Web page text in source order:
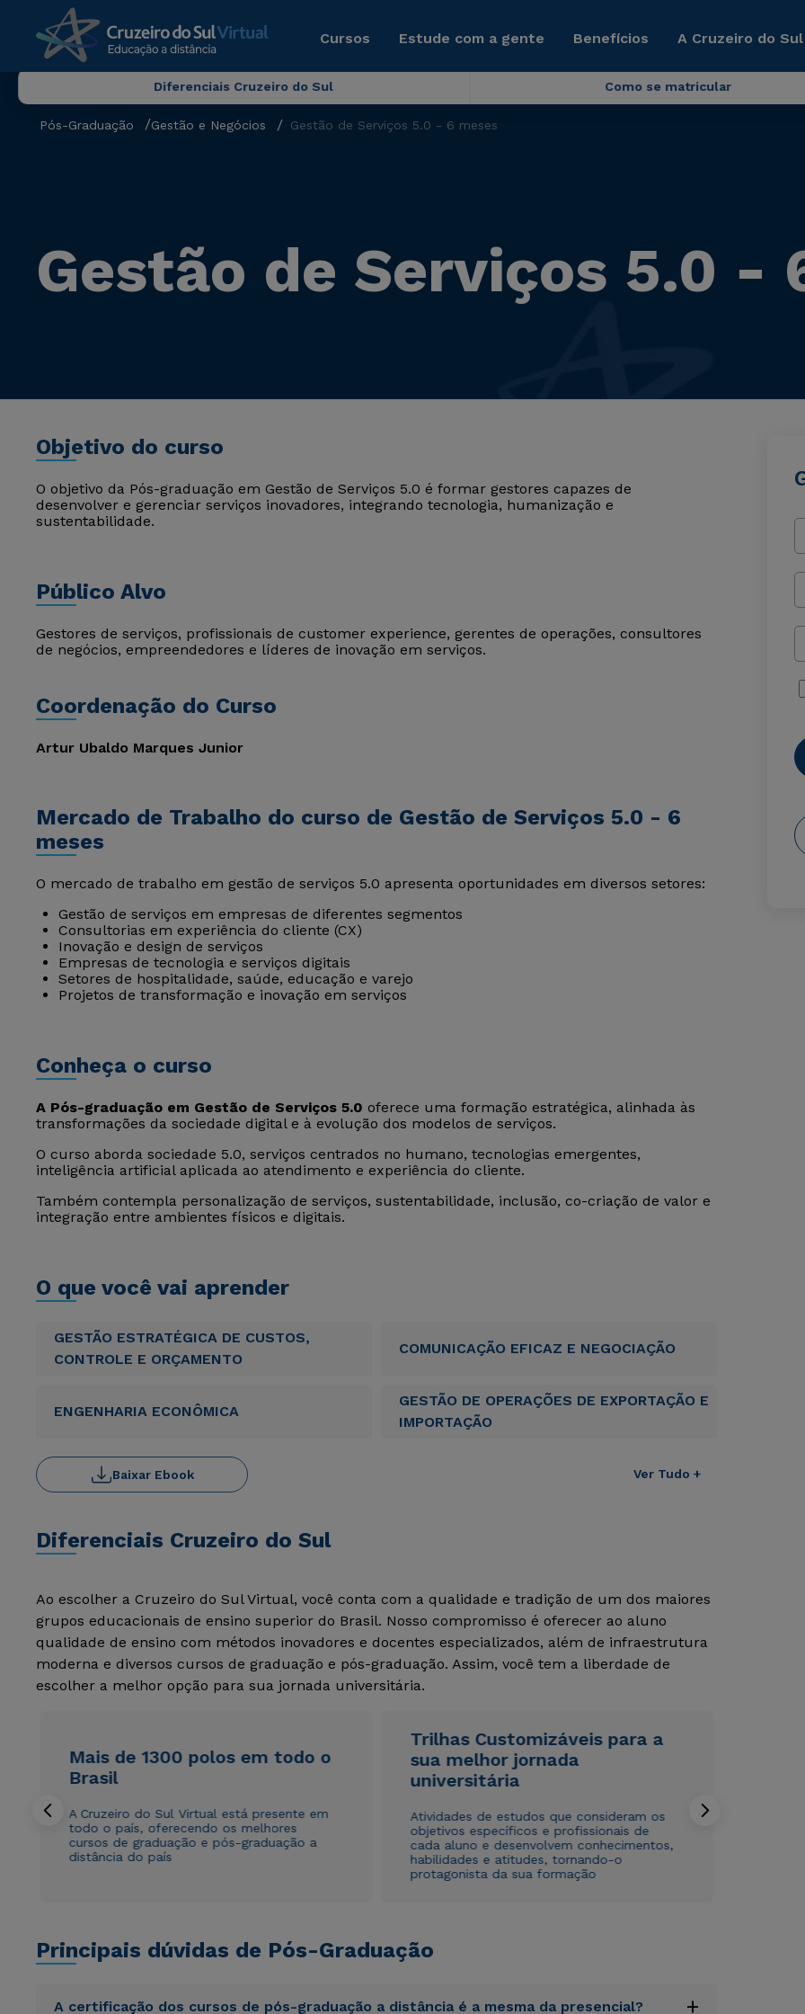
Cursos Estude com a gente Benefícios A Cruzeiro do
Diferenciais Cruzeiro do Sul Como se matricular
Pós-Graduação Gestão e Negócios Gestão de Serviços 5.0 - 6 meses
Gestão de Serviços 5.0 -
Objetivo do curso
O objetivo da Pós-graduação em Gestão de Serviços 5.0 é formar gestores capazes de
desenvolver e gerenciar serviços inovadores, integrando tecnologia, humanização e
sustentabilidade.
Público Alvo
Gestores de serviços, profissionais de customer experience, gerentes de operações, consultores
de negócios, empreendedores e líderes de inovação em serviços.
Coordenação do Curso
Artur Ubaldo Marques Junior
Mercado de Trabalho do curso de Gestão de Serviços 5.0 - 6
meses
O mercado de trabalho em gestão de serviços 5.0 apresenta oportunidades em diversos setores:
Gestão de serviços em empresas de diferentes segmentos
Consultorias em experiência do cliente (CX)
Inovação e design de serviços
Empresas de tecnologia e serviços digitais
Setores de hospitalidade, saúde, educação e varejo
Projetos de transformação e inovação em serviços
Conheça o curso
A Pós-graduação em Gestão de Serviços 5.0 oferece uma formação estratégica, alinhada às
transformações da sociedade digital e à evolução dos modelos de serviços.
O curso aborda sociedade 5.0, serviços centrados no humano, tecnologias emergentes,
inteligência artificial aplicada ao atendimento e experiência do cliente.
Também contempla personalização de serviços, sustentabilidade, inclusão, co-criação de valor e
integração entre ambientes físicos e digitais.
O que você vai aprender
GESTÃO ESTRATÉGICA DE CUSTOS,
CONTROLE E ORÇAMENTO
COMUNICAÇÃO EFICAZ E NEGOCIAÇÃO
ENGENHARIA ECONÔMICA
GESTÃO DE OPERAÇÕES DE EXPORTAÇÃO E
IMPORTAÇÃO
Ver Tudo +
Baixar Ebook
Diferenciais Cruzeiro do Sul
Ao escolher a Cruzeiro do Sul Virtual, você conta com a qualidade e tradição de um dos maiores
grupos educacionais de ensino superior do Brasil. Nosso compromisso é oferecer ao aluno
qualidade de ensino com métodos inovadores e docentes especializados, além de infraestrutura
moderna e diversos cursos de graduação e pós-graduação. Assim, você tem a liberdade de
escolher a melhor opção para sua jornada universitária.
Mais de 1300 polos em todo o
Brasil
A Cruzeiro do Sul Virtual está presente em
todo o país, oferecendo os melhores
cursos de graduação e pós-graduação a
distância do país
Trilhas Customizáveis para a
sua melhor jornada
universitária
Atividades de estudos que consideram os
objetivos específicos e profissionais de
cada aluno e desenvolvem conhecimentos,
habilidades e atitudes, tornando-o
protagonista da sua formação
Principais dúvidas de Pós-Graduação
A certificação dos cursos de pós-graduação a distância é a mesma da presencial? +
Rápido e fácil
WhatsApp
ou
Rápido e fácil
WhatsApp
ou